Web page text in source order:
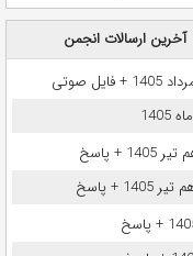
آخرین ارسالات انجمن
+ پاسخ